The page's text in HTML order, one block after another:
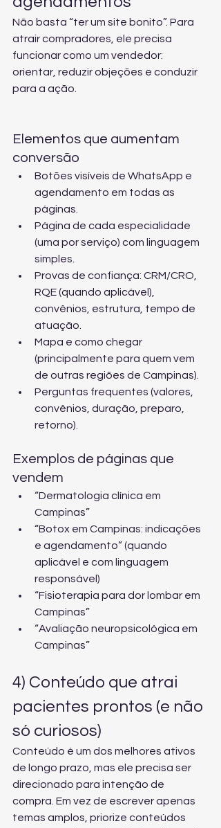
Não basta “ter um site bonito”. Para
atrair compradores, ele precisa
funcionar como um vendedor:
orientar, reduzir objeções e conduzir
para a ação.
Elementos que aumentam
conversão
Botões visíveis de WhatsApp e
agendamento em todas as
páginas.
Página de cada especialidade
(uma por serviço) com linguagem
simples.
Provas de confiança: CRM/CRO,
RQE (quando aplicável),
convênios, estrutura, tempo de
atuação.
Mapa e como chegar
(principalmente para quem vem
de outras regiões de Campinas).
Perguntas frequentes (valores,
convênios, duração, preparo,
retorno).
Exemplos de páginas que
vendem
“Dermatologia clínica em
Campinas”
“Botox em Campinas: indicações
e agendamento” (quando
aplicável e com linguagem
responsável)
“Fisioterapia para dor lombar em
Campinas”
“Avaliação neuropsicológica em
Campinas”
4) Conteúdo que atrai
pacientes prontos (e não
só curiosos)
Conteúdo é um dos melhores ativos
de longo prazo, mas ele precisa ser
direcionado para intenção de
compra. Em vez de escrever apenas
temas amplos, priorize conteúdos